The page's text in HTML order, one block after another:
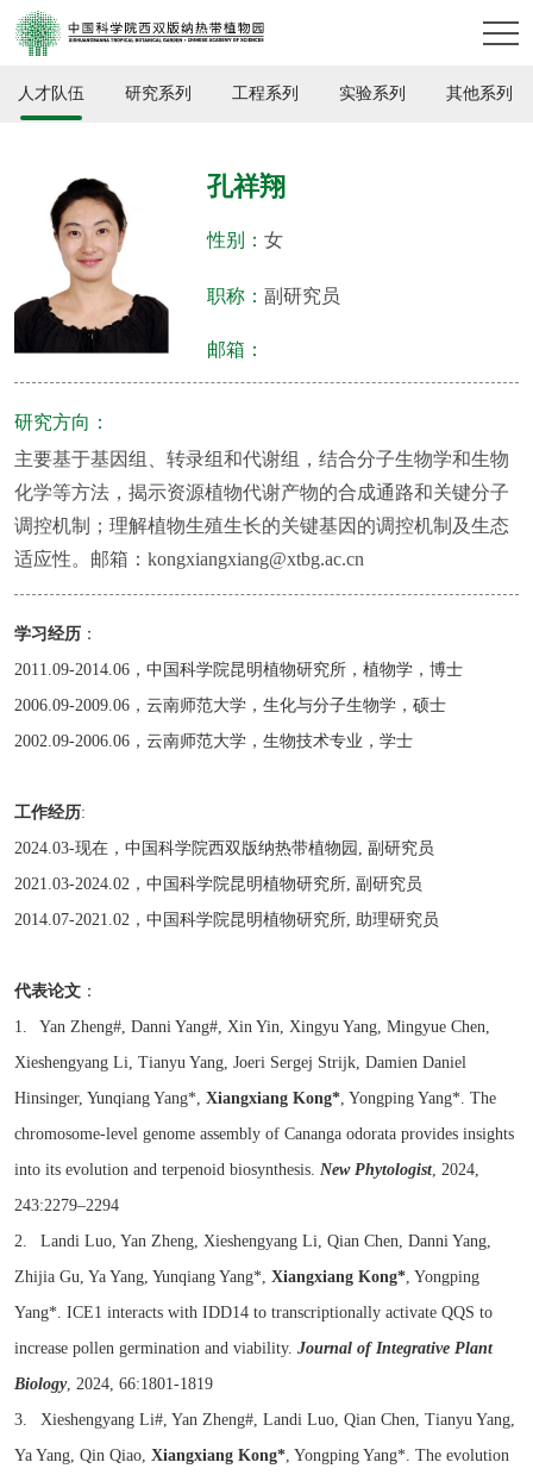
人才队伍 研究系列 工程系列 实验系列 其他系列
孔祥翔
性别： 女
职称： 副研究员
邮箱：
研究方向：
主要基于基因组、转录组和代谢组，结合分子生物学和生物
化学等方法，揭示资源植物代谢产物的合成通路和关键分子
调控机制；理解植物生殖生长的关键基因的调控机制及生态
适应性。邮箱：kongxiangxiang@xtbg.ac.cn
学习经历 ：
2011.09-2014.06，中国科学院昆明植物研究所，植物学，博士
2006.09-2009.06，云南师范大学，生化与分子生物学，硕士
2002.09-2006.06，云南师范大学，生物技术专业，学士
工作经历:
2024.03-现在，中国科学院西双版纳热带植物园, 副研究员
2021.03-2024.02，中国科学院昆明植物研究所, 副研究员
2014.07-2021.02，中国科学院昆明植物研究所, 助理研究员
代表论文 ：
1. Yan Zheng#, Danni Yang#, Xin Yin, Xingyu Yang, Mingyue Chen,
Xieshengyang Li, Tianyu Yang, Joeri Sergej Strijk, Damien Daniel
Hinsinger, Yunqiang Yang*, Xiangxiang Kong*, Yongping Yang*. The
chromosome-level genome assembly of Cananga odorata provides insights
into its evolution and terpenoid biosynthesis. New Phytologist, 2024,
243:2279–2294
2. Landi Luo, Yan Zheng, Xieshengyang Li, Qian Chen, Danni Yang,
Zhijia Gu, Ya Yang, Yunqiang Yang*, Xiangxiang Kong*, Yongping
Yang*. ICE1 interacts with IDD14 to transcriptionally activate QQS to
increase pollen germination and viability. Journal of Integrative Plant
Biology, 2024, 66:1801-1819
3. Xieshengyang Li#, Yan Zheng#, Landi Luo, Qian Chen, Tianyu Yang,
Ya Yang, Qin Qiao, Xiangxiang Kong*, Yongping Yang*. The evolution